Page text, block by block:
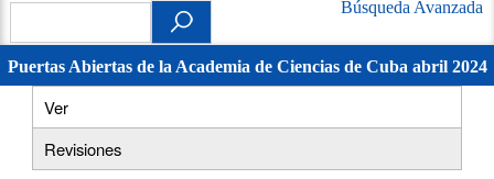
Avanzada
movil
Búsqueda Avanzada
Puertas Abiertas de la Academia de Ciencias de Cuba abril 2024
Primary
tabs
Ver(solapa
activa)
Revisiones